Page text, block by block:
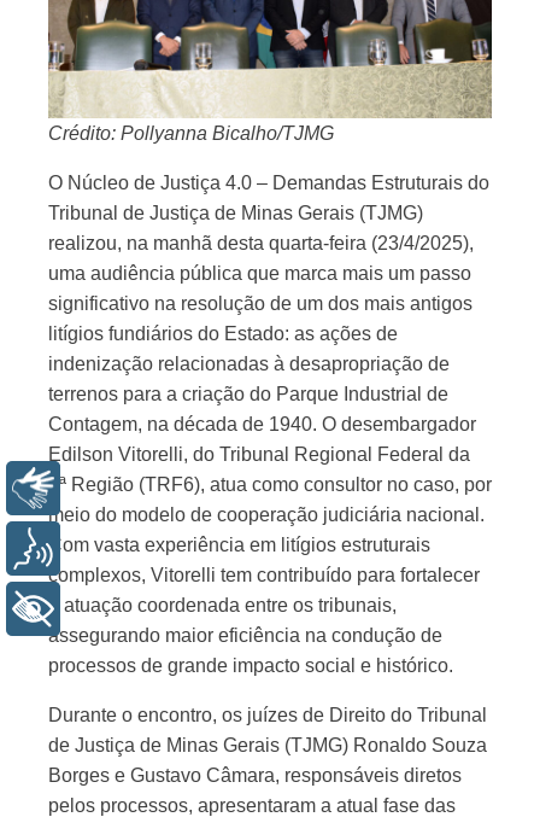
Crédito: Pollyanna Bicalho/TJMG
O Núcleo de Justiça 4.0 – Demandas Estruturais do
Tribunal de Justiça de Minas Gerais (TJMG)
realizou, na manhã desta quarta-feira (23/4/2025),
uma audiência pública que marca mais um passo
significativo na resolução de um dos mais antigos
litígios fundiários do Estado: as ações de
indenização relacionadas à desapropriação de
terrenos para a criação do Parque Industrial de
Contagem, na década de 1940. O desembargador
Edilson Vitorelli, do Tribunal Regional Federal da
6ª Região (TRF6), atua como consultor no caso, por
meio do modelo de cooperação judiciária nacional.
Com vasta experiência em litígios estruturais
complexos, Vitorelli tem contribuído para fortalecer
a atuação coordenada entre os tribunais,
assegurando maior eficiência na condução de
processos de grande impacto social e histórico.
Durante o encontro, os juízes de Direito do Tribunal
de Justiça de Minas Gerais (TJMG) Ronaldo Souza
Borges e Gustavo Câmara, responsáveis diretos
pelos processos, apresentaram a atual fase das
Libras
Voz
+ Acessibilidade